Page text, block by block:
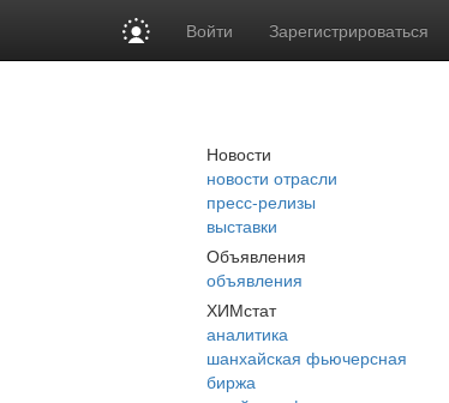
Войти Зарегистрироваться
Новости
новости отрасли
пресс-релизы
выставки
Объявления
объявления
ХИМстат
аналитика
шанхайская фьючерсная
биржа